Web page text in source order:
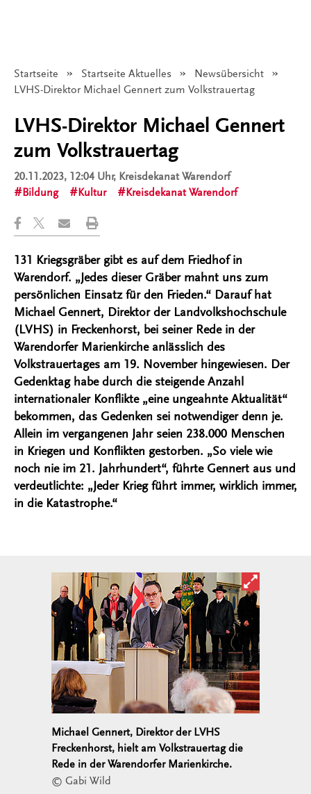
Startseite Startseite Aktuelles
Newsübersicht
Angezeigt:
LVHS-Direktor Michael Gennert zum Volkstrauertag
LVHS-Direktor Michael Gennert
zum Volkstrauertag
20.11.2023, 12:04 Uhr, Kreisdekanat Warendorf
Bildung
Kultur Kreisdekanat Warendorf
131 Kriegsgräber gibt es auf dem Friedhof in
Warendorf. „Jedes dieser Gräber mahnt uns zum
persönlichen Einsatz für den Frieden.“ Darauf hat
Michael Gennert, Direktor der Landvolkshochschule
(LVHS) in Freckenhorst, bei seiner Rede in der
Warendorfer Marienkirche anlässlich des
Volkstrauertages am 19. November hingewiesen. Der
Gedenktag habe durch die steigende Anzahl
internationaler Konflikte „eine ungeahnte Aktualität“
bekommen, das Gedenken sei notwendiger denn je.
Allein im vergangenen Jahr seien 238.000 Menschen
in Kriegen und Konflikten gestorben. „So viele wie
noch nie im 21. Jahrhundert“, führte Gennert aus und
verdeutlichte: „Jeder Krieg führt immer, wirklich immer,
in die Katastrophe.“
Bild in
Michael Gennert, Direktor der LVHS
Freckenhorst, hielt am Volkstrauertag die
Rede in der Warendorfer Marienkirche.
© Gabi Wild